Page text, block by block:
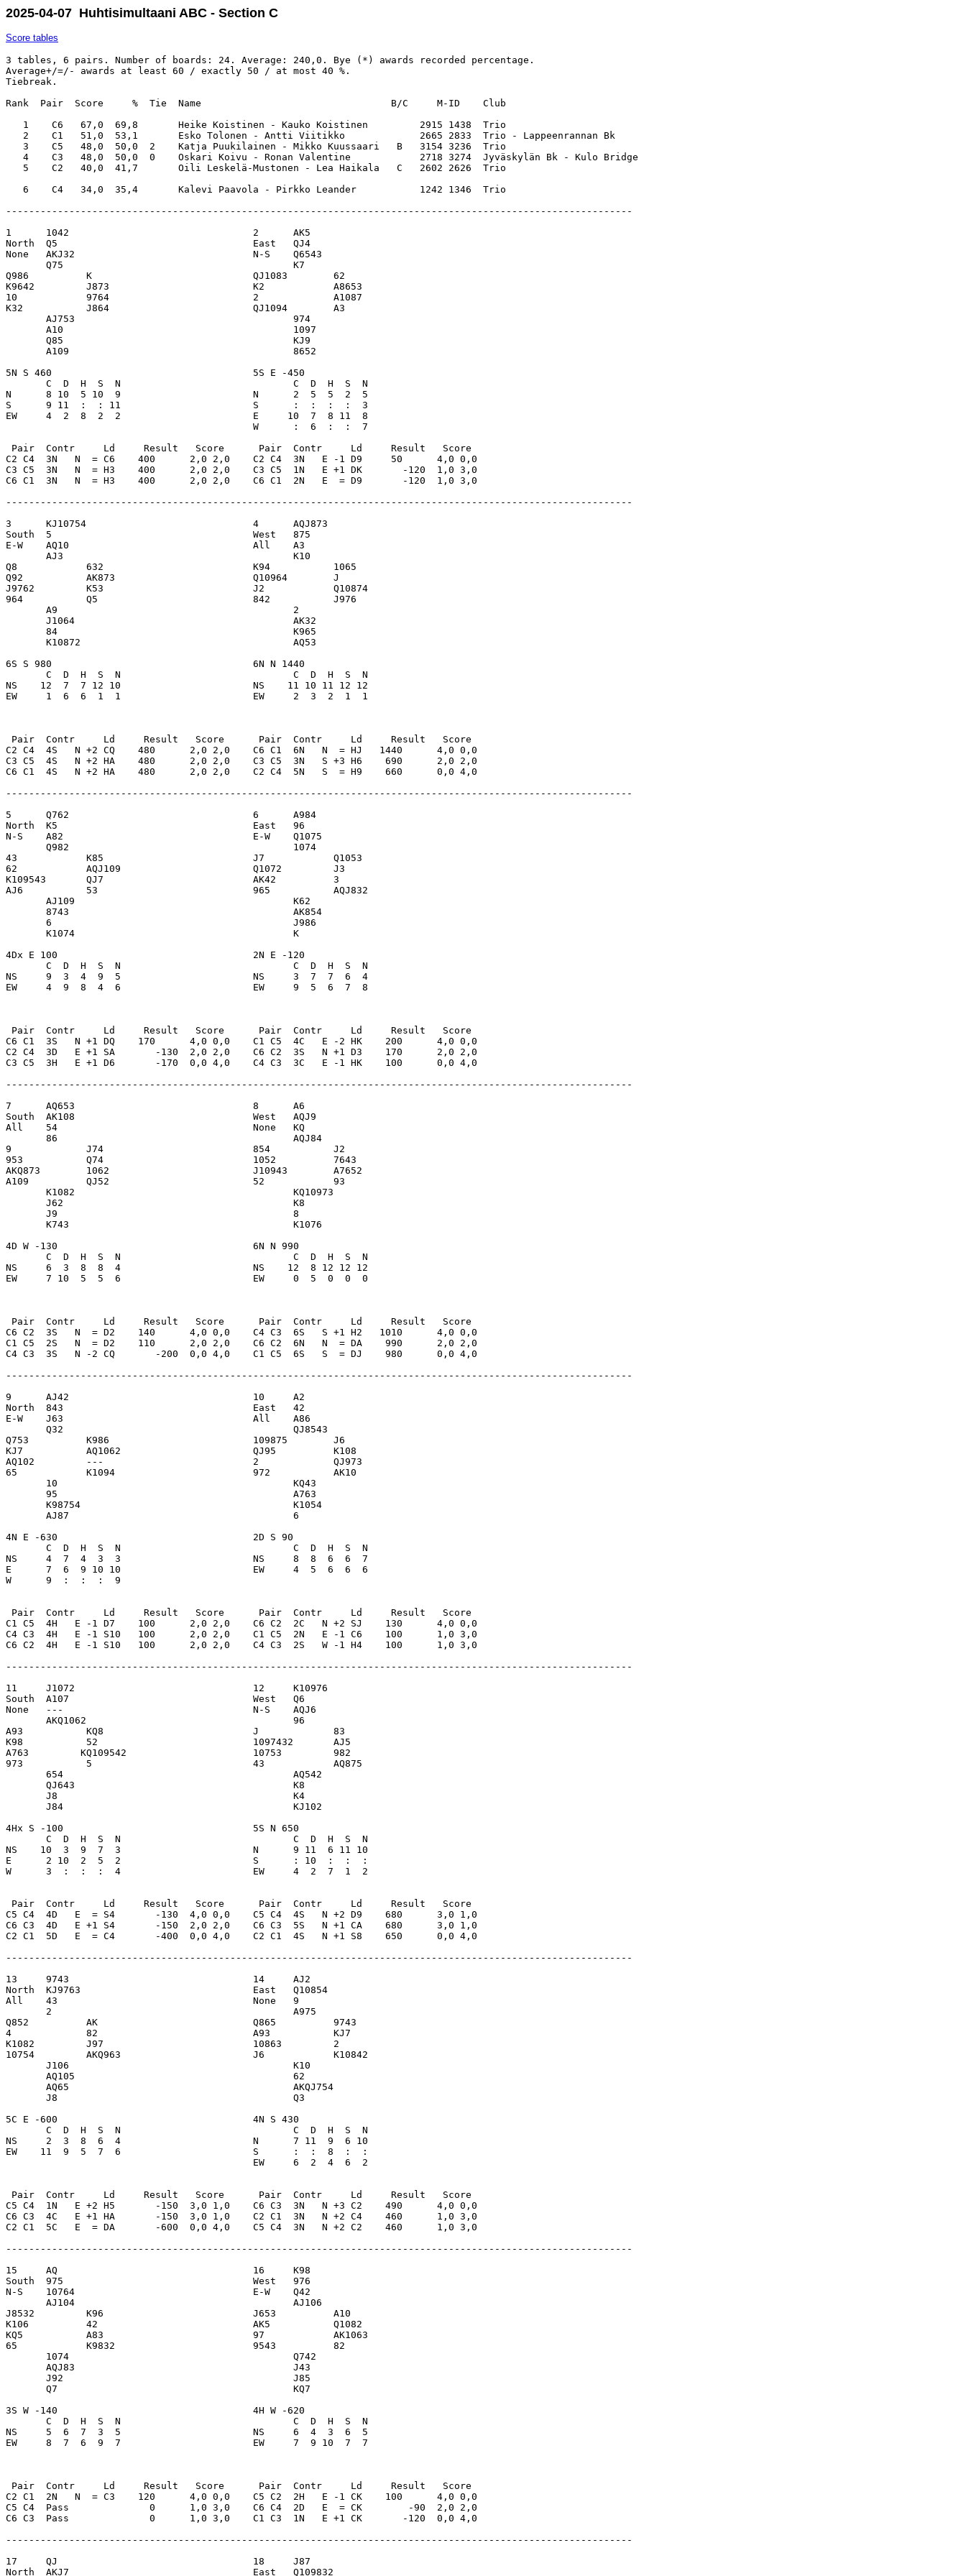
2025-04-07 Huhtisimultaani ABC - Section C
Score tables
3 tables, 6 pairs. Number of boards: 24. Average: 240,0. Bye (*) awards recorded percentage.
Average+/=/- awards at least 60 / exactly 50 / at most 40 %.
Tiebreak.
Rank  Pair  Score     %  Tie  Name                                 B/C     M-ID    Club
   1    C6   67,0  69,8       Heike Koistinen - Kauko Koistinen         2915 1438  Trio
   2    C1   51,0  53,1       Esko Tolonen - Antti Viitikko             2665 2833  Trio - Lappeenrannan Bk
   3    C5   48,0  50,0  2    Katja Puukilainen - Mikko Kuussaari   B   3154 3236  Trio
   4    C3   48,0  50,0  0    Oskari Koivu - Ronan Valentine            2718 3274  Jyväskylän Bk - Kulo Bridge
   5    C2   40,0  41,7       Oili Leskelä-Mustonen - Lea Haikala   C   2602 2626  Trio